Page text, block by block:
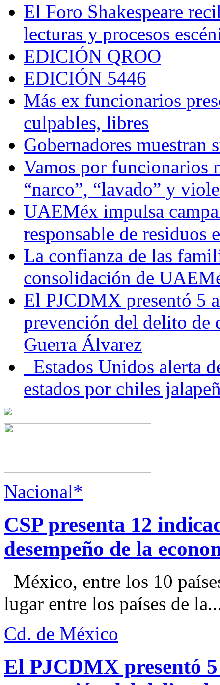
El Foro Shakespeare
lecturas y procesos
EDICIÓN QROO
EDICIÓN 5446
Más ex funcionarios
culpables, libres
Gobernadores muestran
Vamos por funcionarios
“narco”, “lavado” y
UAEMéx impulsa
responsable de residuos
La confianza de las
consolidación de
El PJCDMX presentó 5
prevención del delito de
Guerra Álvarez
Estados Unidos alerta
estados por chiles
Nacional*
CSP presenta 12
desempeño de la
México, entre los 10
lugar entre los países de
Cd. de México
El PJCDMX presentó